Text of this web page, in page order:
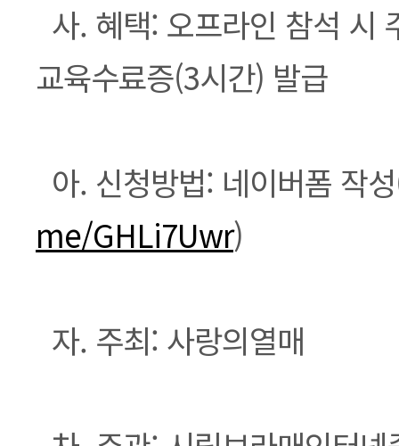
사. 혜택: 오프라인 참석 시
교육수료증(3시간) 발급
아. 신청방법: 네이버폼 작
me/GHLi7Uwr)
자. 주최: 사랑의열매